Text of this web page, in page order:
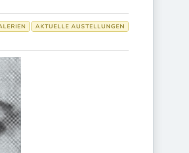
AKTUELLE AUSTELLUNGEN